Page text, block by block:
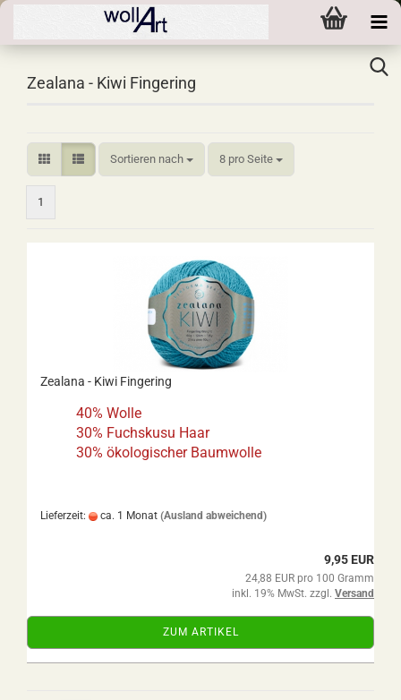
Zealana - Kiwi Fingering
Sortieren nach
Sortieren nach 8 pro Seite
pro Seite
1
Zealana - Kiwi Fingering
40% Wolle
30% Fuchskusu Haar
30% ökologischer Baumwolle
Lieferzeit: ca. 1 Monat (Ausland abweichend)
9,95 EUR
24,88 EUR pro 100 Gramm
inkl. 19% MwSt. zzgl. Versand
ZUM ARTIKEL